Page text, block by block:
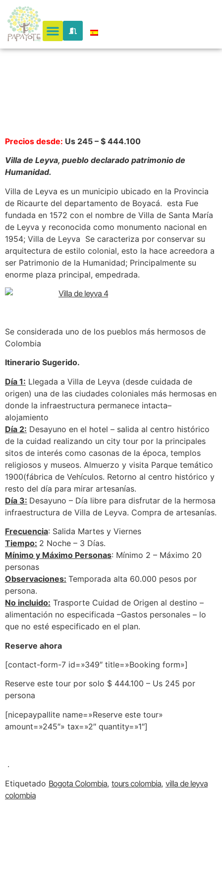
a Villa de
Precios desde: Us 245 – $ 444.100
Villa de Leyva, pueblo declarado patrimonio de
Humanidad.
Villa de Leyva es un municipio ubicado en la Provincia
de Ricaurte del departamento de Boyacá. esta Fue
fundada en 1572 con el nombre de Villa de Santa María
de Leyva y reconocida como monumento nacional en
1954; Villa de Leyva Se caracteriza por conservar su
arquitectura de estilo colonial, esto la hace acreedora a
ser Patrimonio de la Humanidad; Principalmente su
enorme plaza principal, empedrada.
Se considerada uno de los pueblos más hermosos de
Colombia
Itinerario Sugerido.
Día 1: Llegada a Villa de Leyva (desde cuidada de
origen) una de las ciudades coloniales más hermosas en
donde la infraestructura permanece intacta–
alojamiento
Día 2: Desayuno en el hotel – salida al centro histórico
de la cuidad realizando un city tour por la principales
sitos de interés como casonas de la época, templos
religiosos y museos. Almuerzo y visita Parque temático
1900(fábrica de Vehículos. Retorno al centro histórico y
resto del día para mirar artesanías.
Día 3: Desayuno – Día libre para disfrutar de la hermosa
infraestructura de Villa de Leyva. Compra de artesanías.
Frecuencia: Salida Martes y Viernes
Tiempo: 2 Noche – 3 Días.
Mínimo y Máximo Personas: Mínimo 2 – Máximo 20
personas
Observaciones: Temporada alta 60.000 pesos por
persona.
No incluido: Trasporte Cuidad de Origen al destino –
alimentación no especificada –Gastos personales – lo
que no esté especificado en el plan.
Reserve ahora
[contact-form-7 id=»349″ title=»Booking form»]
Reserve este tour por solo $ 444.100 – Us 245 por
persona
[nicepaypallite name=»Reserve este tour»
amount=»245″» tax=»2″ quantity=»1″]
.
Etiquetado Bogota Colombia, tours colombia, villa de leyva
colombia